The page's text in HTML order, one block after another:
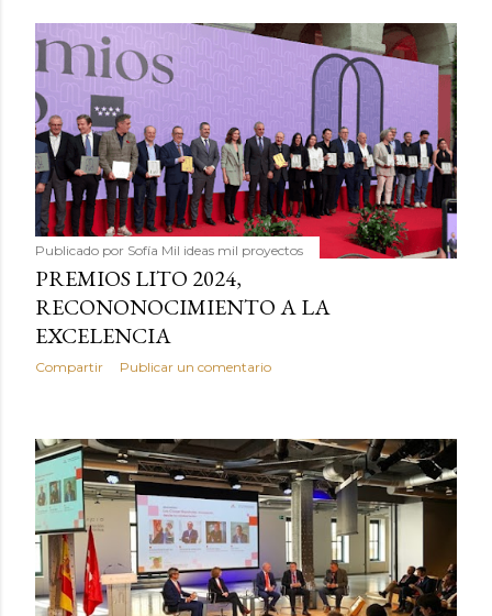
Publicado por Sofía Mil ideas mil proyectos
PREMIOS LITO 2024,
RECONONOCIMIENTO A LA
EXCELENCIA
Compartir Publicar un comentario